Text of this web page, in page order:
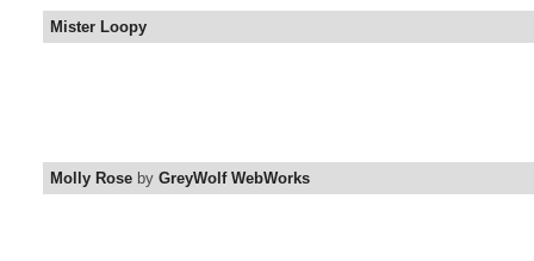
Mister Loopy
Molly Rose by GreyWolf WebWorks